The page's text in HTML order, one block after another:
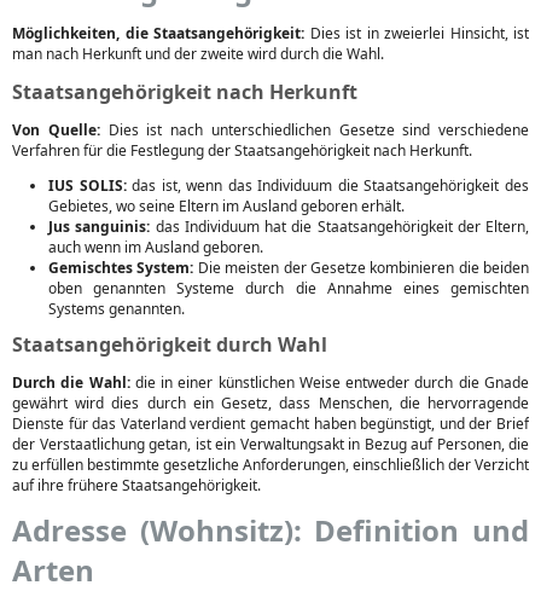
Möglichkeiten, die Staatsangehörigkeit: Dies ist in zweierlei Hinsicht, ist
man nach Herkunft und der zweite wird durch die Wahl.
Staatsangehörigkeit nach Herkunft
Von Quelle:Dies ist nach unterschiedlichen Gesetze sind verschiedene
Verfahren für die Festlegung der Staatsangehörigkeit nach Herkunft.
IUS SOLIS:das ist, wenn das Individuum die Staatsangehörigkeit des
Gebietes, wo seine Eltern im Ausland geboren erhält.
Jus sanguinis: das Individuum hat die Staatsangehörigkeit der Eltern,
auch wenn im Ausland geboren.
Gemischtes System: Die meisten der Gesetze kombinieren die beiden
oben genannten Systeme durch die Annahme eines gemischten
Systems genannten.
Staatsangehörigkeit durch Wahl
Durch die Wahl:die in einer künstlichen Weise entweder durch die Gnade
gewährt wird dies durch ein Gesetz, dass Menschen, die hervorragende
Dienste für das Vaterland verdient gemacht haben begünstigt, und der Brief
der Verstaatlichung getan, ist ein Verwaltungsakt in Bezug auf Personen, die
zu erfüllen bestimmte gesetzliche Anforderungen, einschließlich der Verzicht
auf ihre frühere Staatsangehörigkeit.
Adresse (Wohnsitz): Definition und
Arten